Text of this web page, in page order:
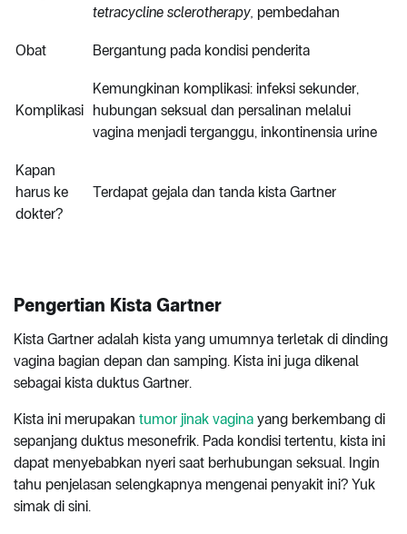
tetracycline sclerotherapy, pembedahan
Obat Bergantung pada kondisi penderita
Komplikasi
Kemungkinan komplikasi: infeksi sekunder,
hubungan seksual dan persalinan melalui
vagina menjadi terganggu, inkontinensia urine
Kapan
harus ke
dokter?
Terdapat gejala dan tanda kista Gartner
Pengertian Kista Gartner
Kista Gartner adalah kista yang umumnya terletak di dinding
vagina bagian depan dan samping. Kista ini juga dikenal
sebagai kista duktus Gartner.
Kista ini merupakan tumor jinak vagina yang berkembang di
sepanjang duktus mesonefrik. Pada kondisi tertentu, kista ini
dapat menyebabkan nyeri saat berhubungan seksual. Ingin
tahu penjelasan selengkapnya mengenai penyakit ini? Yuk
simak di sini.